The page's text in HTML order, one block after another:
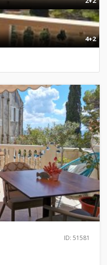
4+2
ID: 51581